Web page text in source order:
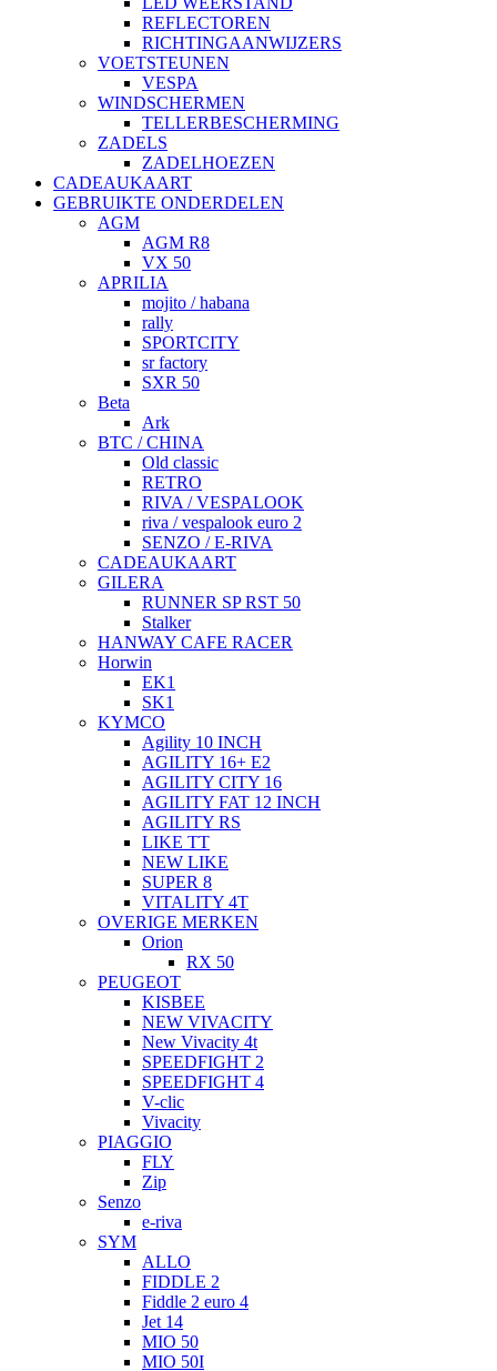
REFLECTOREN
RICHTINGAANWIJZERS
VOETSTEUNEN
VESPA
WINDSCHERMEN
TELLERBESCHERMING
ZADELS
ZADELHOEZEN
CADEAUKAART
GEBRUIKTE ONDERDELEN
AGM
AGM R8
VX 50
APRILIA
mojito / habana
rally
SPORTCITY
sr factory
SXR 50
Beta
Ark
BTC / CHINA
Old classic
RETRO
RIVA / VESPALOOK
riva / vespalook euro 2
SENZO / E-RIVA
CADEAUKAART
GILERA
RUNNER SP RST 50
Stalker
HANWAY CAFE RACER
Horwin
EK1
SK1
KYMCO
Agility 10 INCH
AGILITY 16+ E2
AGILITY CITY 16
AGILITY FAT 12 INCH
AGILITY RS
LIKE TT
NEW LIKE
SUPER 8
VITALITY 4T
OVERIGE MERKEN
Orion
RX 50
PEUGEOT
KISBEE
NEW VIVACITY
New Vivacity 4t
SPEEDFIGHT 2
SPEEDFIGHT 4
V-clic
Vivacity
PIAGGIO
FLY
Zip
Senzo
e-riva
SYM
ALLO
FIDDLE 2
Fiddle 2 euro 4
Jet 14
MIO 50
MIO 50I